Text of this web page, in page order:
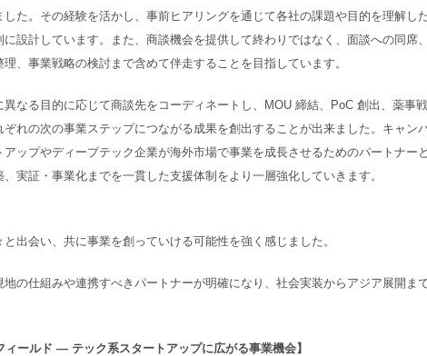
た。その経験を活かし、事前ヒアリングを通じて各社の課題や目的を理解し
設計しています。また、商談機会を提供して終わりではなく、面談への同席、
、事業戦略の検討まで含めて伴走することを目指しています。
なる目的に応じて商談先をコーディネートし、MOU 締結、PoC 創出、薬事戦
れの次の事業ステップにつながる成果を創出することが出来ました。キャン
ップやディープテック企業が海外市場で事業を成長させるためのパートナーと
実証・事業化までを一貫した支援体制をより一層強化していきます。
出会い、共に事業を創っていける可能性を強く感じました。
の仕組みや連携すべきパートナーが明確になり、社会実装からアジア展開ま
ィールド ― テック系スタートアップに広がる事業機会】